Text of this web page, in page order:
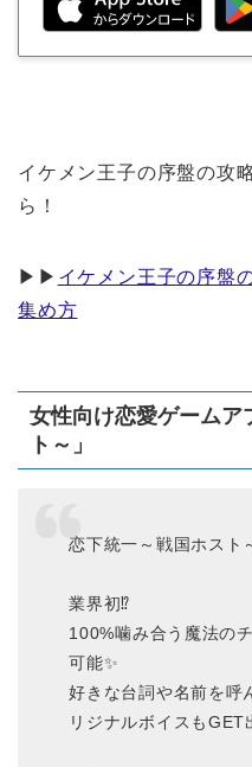
イケメン王子の序盤の攻
ら！
▶︎▶︎ イケメン王子の序盤
集め方
女性向け恋愛ゲームア
ト～」
恋下統一～戦国ホスト
業界初⁉️
100%噛み合う魔法の
可能✨
好きな台詞や名前を呼
リジナルボイスもGET